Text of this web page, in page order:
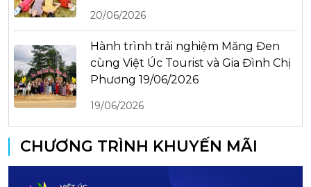
20/06/2026
Hành trình trải nghiệm Măng Đen
cùng Việt Úc Tourist và Gia Đình Chị
Phương 19/06/2026
19/06/2026
CHƯƠNG TRÌNH KHUYẾN MÃI